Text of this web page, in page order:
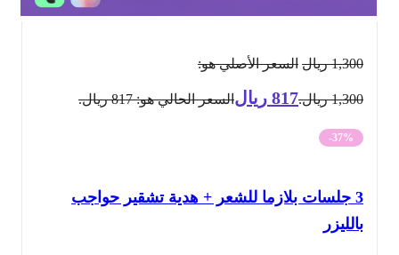
1,300 ريال السعر الأصلي هو:
1,300 ريال. 817 ريالالسعر الحالي هو: 817 ريال.
-37%
3 جلسات بلازما للشعر + هدية تشقير حواجب
بالليزر